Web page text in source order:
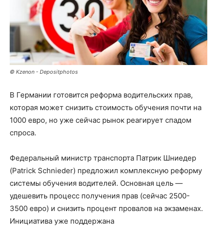
© Kzenon - Depositphotos
В Германии готовится реформа водительских прав,
которая может снизить стоимость обучения почти на
1000 евро, но уже сейчас рынок реагирует спадом
спроса.
Федеральный министр транспорта Патрик Шниедер
(Patrick Schnieder) предложил комплексную реформу
системы обучения водителей. Основная цель —
удешевить процесс получения прав (сейчас 2500-
3500 евро) и снизить процент провалов на экзаменах.
Инициатива уже поддержана